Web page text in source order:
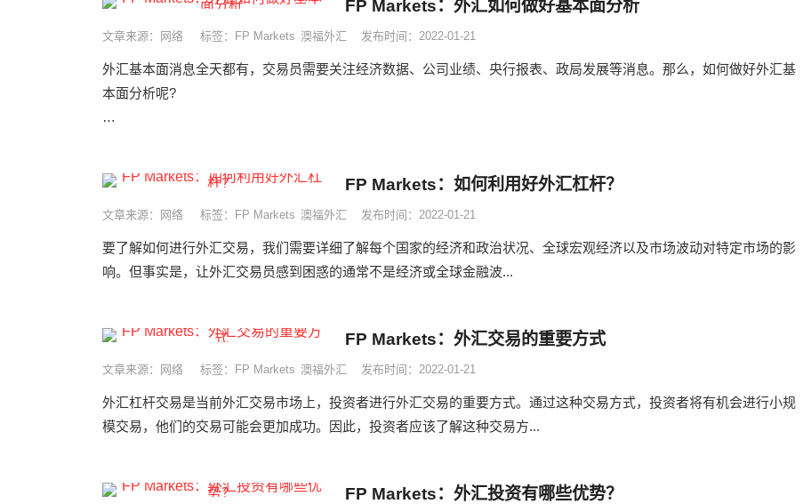
FP Markets：外汇如何做好基本面分析
文章来源：网络 标签： FP Markets 澳福外汇 发布时间：2022-01-21
外汇基本面消息全天都有，交易员需要关注经济数据、公司业绩、央行报表、政局发展等消息。那么，如何做好外汇基
本面分析呢?
&emsp;&emsp;供需是推动... FP Markets：如何利用好外汇杠杆？
文章来源：网络 标签： FP Markets 澳福外汇 发布时间：2022-01-21
要了解如何进行外汇交易，我们需要详细了解每个国家的经济和政治状况、全球宏观经济以及市场波动对特定市场的影
响。但事实是，让外汇交易员感到困惑的通常不是经济或全球金融波...
FP Markets：外汇交易的重要方式
文章来源：网络 标签： FP Markets 澳福外汇 发布时间：2022-01-21
外汇杠杆交易是当前外汇交易市场上，投资者进行外汇交易的重要方式。通过这种交易方式，投资者将有机会进行小规
模交易，他们的交易可能会更加成功。因此，投资者应该了解这种交易方...
FP Markets：外汇投资有哪些优势？